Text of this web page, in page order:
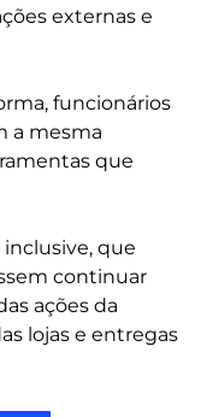
externas e
funcionários
a mesma
que
que
continuar
ações da
lojas e entregas